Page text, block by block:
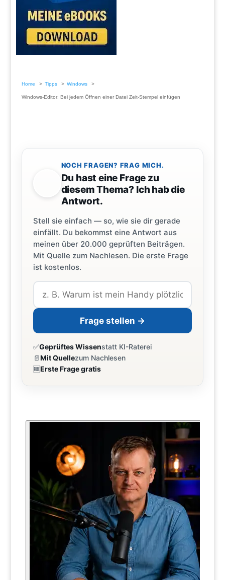
Home Tipps Windows
Windows-Editor: Bei jedem Öffnen einer Datei Zeit-Stempel einfügen
NOCH FRAGEN? FRAG MICH.
Du hast eine Frage zu
diesem Thema? Ich hab die
Antwort.
Stell sie einfach — so, wie sie dir gerade
einfällt. Du bekommst eine Antwort aus
meinen über 20.000 geprüften Beiträgen.
Mit Quelle zum Nachlesen. Die erste Frage
ist kostenlos.
Frage stellen →
✅Geprüftes Wissenstatt KI-Raterei
📄Mit Quellezum Nachlesen
🆓Erste Frage gratis